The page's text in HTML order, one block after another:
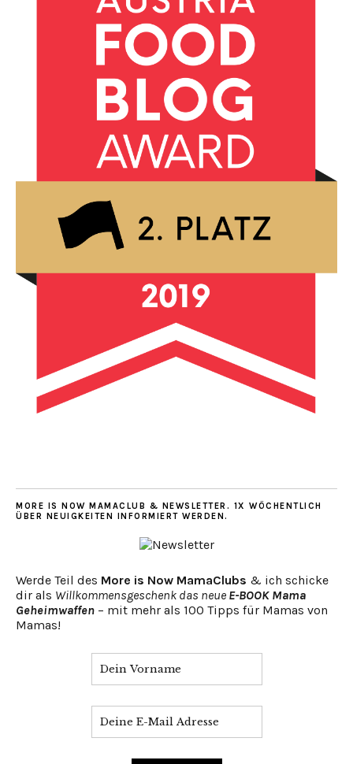
MORE IS NOW MAMACLUB & NEWSLETTER. 1X WÖCHENTLICH
ÜBER NEUIGKEITEN INFORMIERT WERDEN.
Werde Teil des More is Now MamaClubs & ich schicke
dir als Willkommensgeschenk das neue E-BOOK Mama
Geheimwaffen – mit mehr als 100 Tipps für Mamas von
Mamas!